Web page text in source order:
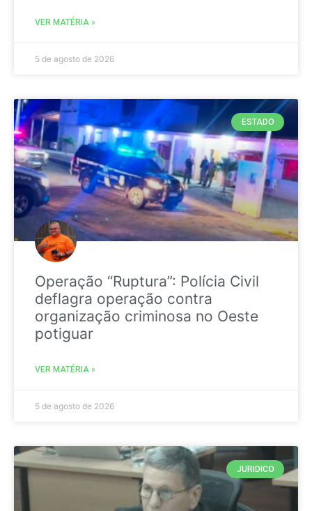
VER MATÉRIA »
5 de agosto de 2026
ESTADO
Operação “Ruptura”: Polícia Civil
deflagra operação contra
organização criminosa no Oeste
potiguar
VER MATÉRIA »
5 de agosto de 2026
JURIDICO